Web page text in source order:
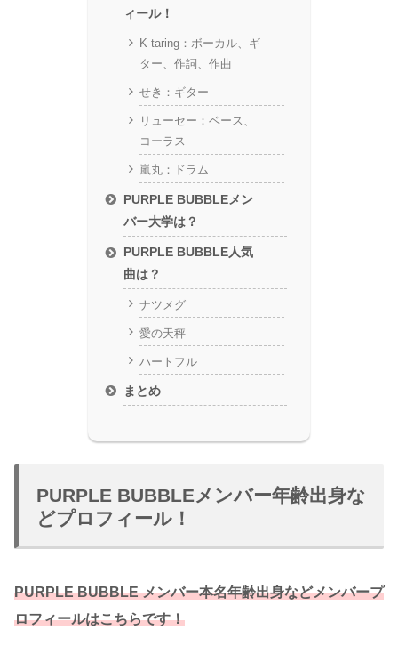
ィール！
K-taring：ボーカル、ギ
ター、作詞、作曲
せき：ギター
リューセー：ベース、
コーラス
嵐丸：ドラム
PURPLE BUBBLEメン
バー大学は？
PURPLE BUBBLE人気
曲は？
ナツメグ
愛の天秤
ハートフル
まとめ
PURPLE BUBBLEメンバー年齢出身な
どプロフィール！
PURPLE BUBBLE メンバー本名年齢出身などメンバープ
ロフィールはこちらです！